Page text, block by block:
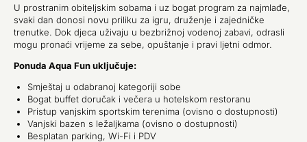
U prostranim obiteljskim sobama i uz bogat program za najmlađe,
svaki dan donosi novu priliku za igru, druženje i zajedničke
trenutke. Dok djeca uživaju u bezbrižnoj vodenoj zabavi, odrasli
mogu pronaći vrijeme za sebe, opuštanje i pravi ljetni odmor.
Ponuda Aqua Fun uključuje:
Smještaj u odabranoj kategoriji sobe
Bogat buffet doručak i večera u hotelskom restoranu
Pristup vanjskim sportskim terenima (ovisno o dostupnosti)
Vanjski bazen s ležaljkama (ovisno o dostupnosti)
Besplatan parking, Wi-Fi i PDV